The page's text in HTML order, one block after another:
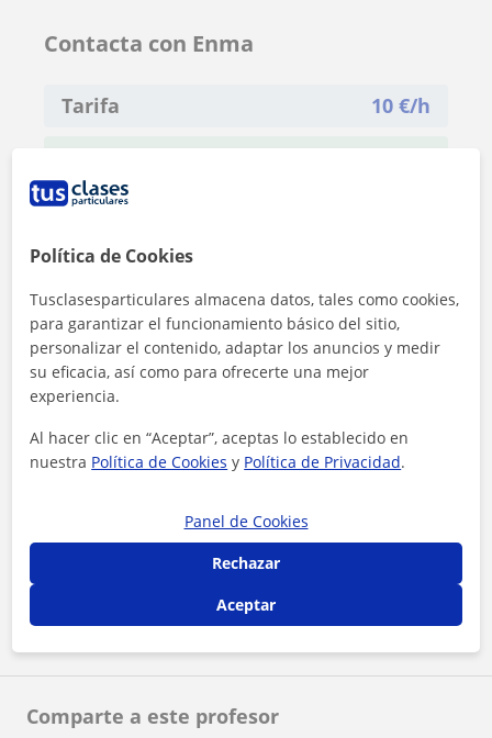
Comparte a este profesor
Contacta con Enma
Tarifa 10 €/h
1ª clase gratis
Contactar ahora
Política de Cookies
Tusclasesparticulares almacena datos, tales como cookies,
para garantizar el funcionamiento básico del sitio,
personalizar el contenido, adaptar los anuncios y medir
su eficacia, así como para ofrecerte una mejor
experiencia.
Al hacer clic en “Aceptar”, aceptas lo establecido en
nuestra Política de Cookies y Política de Privacidad.
Panel de Cookies
Rechazar
Aceptar